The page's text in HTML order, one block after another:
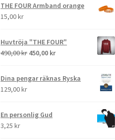
THE FOUR Armband orange
15,00kr
Huvtröja "THE FOUR"
490,00kr 450,00 kr
Dina pengar räknas Ryska
129,00kr
En personlig Gud
3,25kr